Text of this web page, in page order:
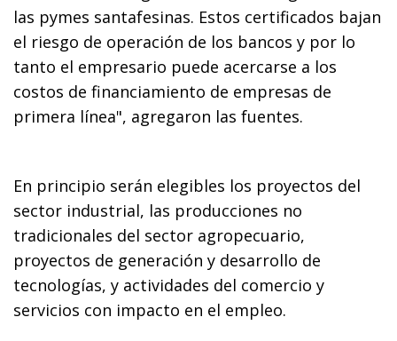
las pymes santafesinas. Estos certificados bajan
el riesgo de operación de los bancos y por lo
tanto el empresario puede acercarse a los
costos de financiamiento de empresas de
primera línea", agregaron las fuentes.
En principio serán elegibles los proyectos del
sector industrial, las producciones no
tradicionales del sector agropecuario,
proyectos de generación y desarrollo de
tecnologías, y actividades del comercio y
servicios con impacto en el empleo.